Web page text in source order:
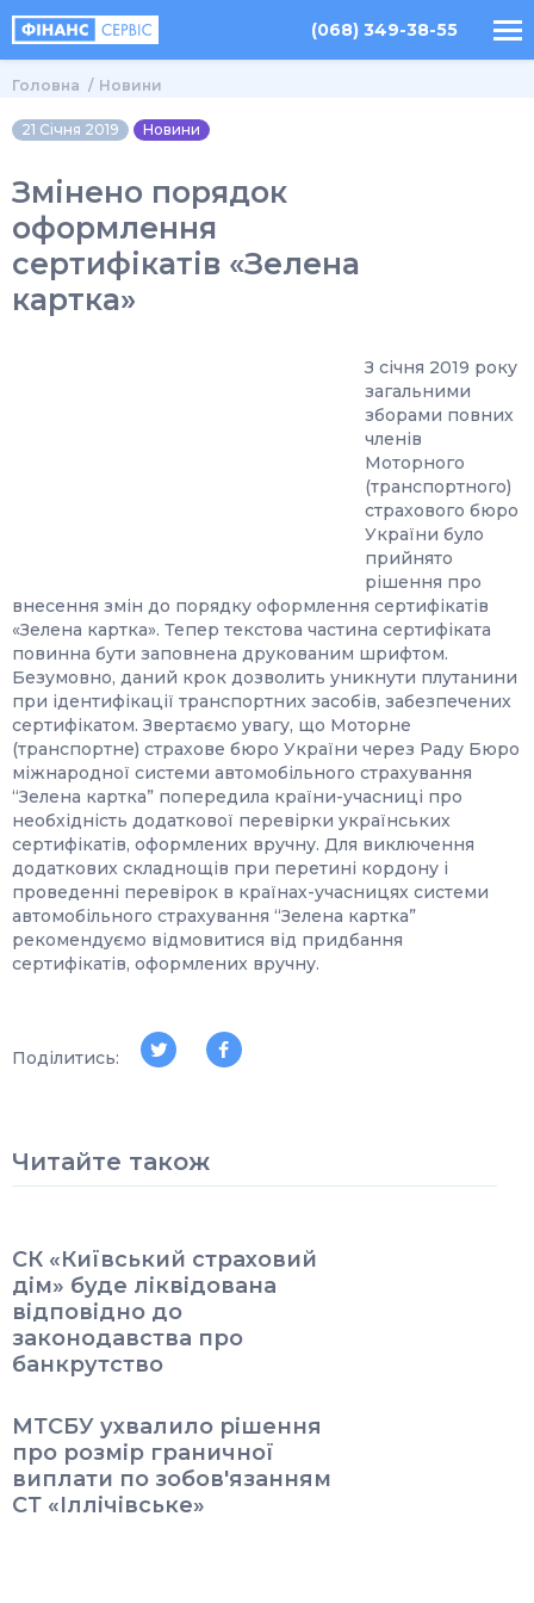
(068) 349-38-55
Головна Новини
21 Січня 2019 Новини
Змінено порядок
оформлення
сертифікатів «Зелена
картка»
З січня 2019 року
загальними
зборами повних
членів
Моторного
(транспортного)
страхового бюро
України було
прийнято
рішення про
внесення змін до порядку оформлення сертифікатів
«Зелена картка». Тепер текстова частина сертифіката
повинна бути заповнена друкованим шрифтом.
Безумовно, даний крок дозволить уникнути плутанини
при ідентифікації транспортних засобів, забезпечених
сертифікатом. Звертаємо увагу, що Моторне
(транспортне) страхове бюро України через Раду Бюро
міжнародної системи автомобільного страхування
“Зелена картка” попередила країни-учасниці про
необхідність додаткової перевірки українських
сертифікатів, оформлених вручну. Для виключення
додаткових складнощів при перетині кордону і
проведенні перевірок в країнах-учасницях системи
автомобільного страхування “Зелена картка”
рекомендуємо відмовитися від придбання
сертифікатів, оформлених вручну.
Поділитись:
Читайте також
СК «Київський страховий
дім» буде ліквідована
відповідно до
законодавства про
банкрутство
МТСБУ ухвалило рішення
про розмір граничної
виплати по зобов'язанням
СТ «Іллічівське»